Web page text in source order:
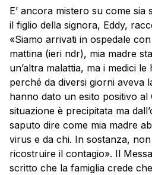
E’ ancora mistero su come sia
il figlio della signora, Eddy,
«Siamo arrivati in ospedale
mattina (ieri ndr), mia madre
un’altra malattia, ma i medici
perché da diversi giorni aveva
hanno dato un esito positivo al
situazione è precipitata ma
saputo dire come mia madre
virus e da chi. In sostanza,
ricostruire il contagio». Il
scritto che la famiglia crede